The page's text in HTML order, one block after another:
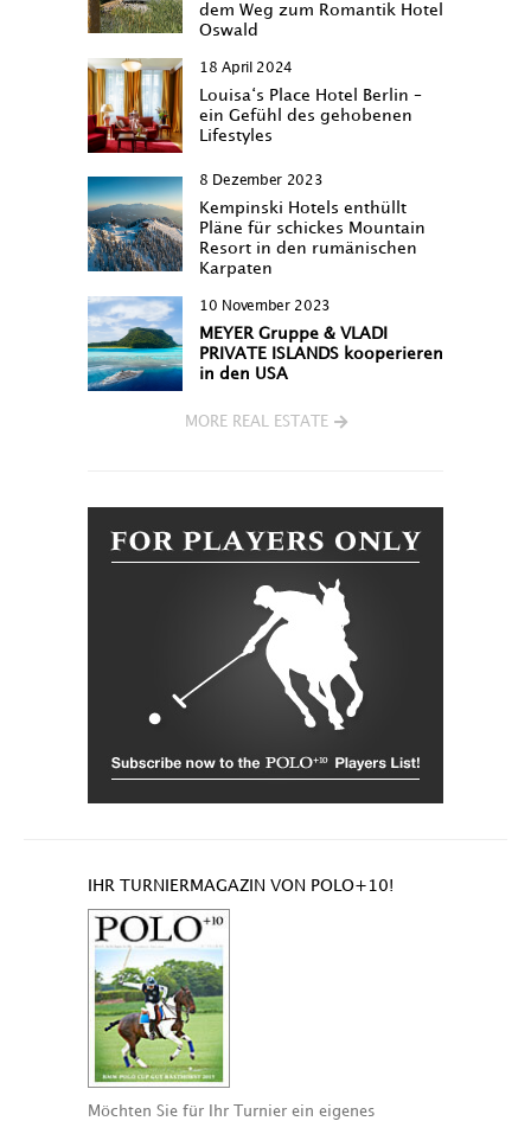
dem Weg zum Romantik Hotel
Oswald
18 April 2024
Louisa‘s Place Hotel Berlin –
ein Gefühl des gehobenen
Lifestyles
8 Dezember 2023
Kempinski Hotels enthüllt
Pläne für schickes Mountain
Resort in den rumänischen
Karpaten
10 November 2023
MEYER Gruppe & VLADI
PRIVATE ISLANDS kooperieren
in den USA
MORE REAL ESTATE
IHR TURNIERMAGAZIN VON POLO+10!
Möchten Sie für Ihr Turnier ein eigenes